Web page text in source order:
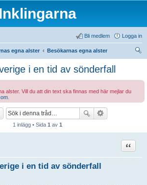
Inklingarna
Logga in
Bli medlem
egna alster
Besökarnas egna alster
i en tid av sönderfall
alster. Vill du att din text ska finnas med här mejlar du
1 inlägg • Sida 1 av 1
i en tid av sönderfall
Citat